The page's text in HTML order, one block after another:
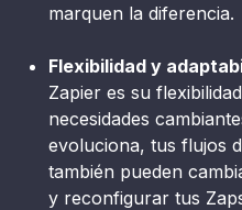
marquen la diferencia.
Flexibilidad y
Zapier es su
necesidades
evoluciona, tus flujos
también pueden
y reconfigurar tus